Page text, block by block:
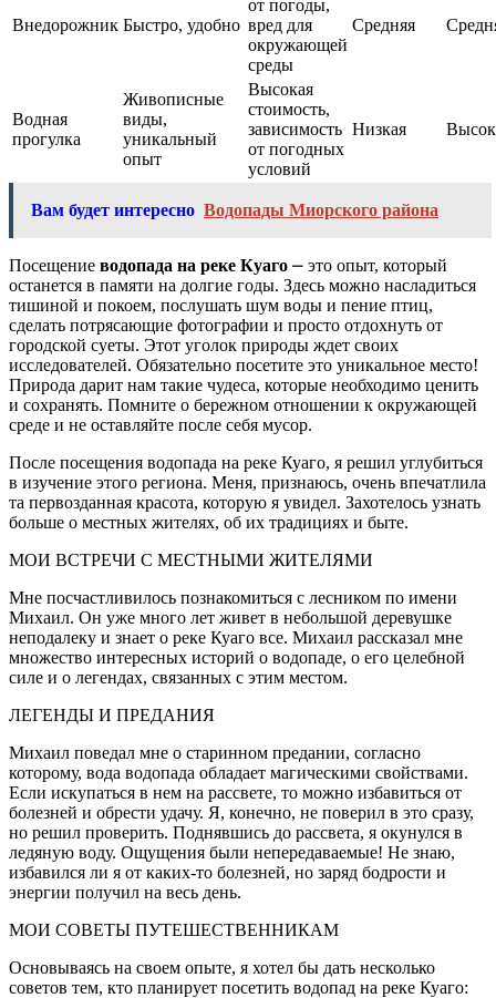
Внедорожник Быстро, удобно
от погоды,
вред для
окружающей
среды
Средняя
Водная
прогулка
Живописные
виды,
уникальный
опыт
Высокая
стоимость,
зависимость
от погодных
условий
Низкая
Вам будет интересно Водопады Миорского района
Посещение водопада на реке Куаго ⎼ это опыт, который
останется в памяти на долгие годы. Здесь можно насладиться
тишиной и покоем, послушать шум воды и пение птиц,
сделать потрясающие фотографии и просто отдохнуть от
городской суеты. Этот уголок природы ждет своих
исследователей. Обязательно посетите это уникальное место!
Природа дарит нам такие чудеса, которые необходимо ценить
и сохранять. Помните о бережном отношении к окружающей
среде и не оставляйте после себя мусор.
После посещения водопада на реке Куаго, я решил углубиться
в изучение этого региона. Меня, признаюсь, очень впечатлила
та первозданная красота, которую я увидел. Захотелось узнать
больше о местных жителях, об их традициях и быте.
МОИ ВСТРЕЧИ С МЕСТНЫМИ ЖИТЕЛЯМИ
Мне посчастливилось познакомиться с лесником по имени
Михаил. Он уже много лет живет в небольшой деревушке
неподалеку и знает о реке Куаго все. Михаил рассказал мне
множество интересных историй о водопаде, о его целебной
силе и о легендах, связанных с этим местом.
ЛЕГЕНДЫ И ПРЕДАНИЯ
Михаил поведал мне о старинном предании, согласно
которому, вода водопада обладает магическими свойствами.
Если искупаться в нем на рассвете, то можно избавиться от
болезней и обрести удачу. Я, конечно, не поверил в это сразу,
но решил проверить. Поднявшись до рассвета, я окунулся в
ледяную воду. Ощущения были непередаваемые! Не знаю,
избавился ли я от каких-то болезней, но заряд бодрости и
энергии получил на весь день.
МОИ СОВЕТЫ ПУТЕШЕСТВЕННИКАМ
Основываясь на своем опыте, я хотел бы дать несколько
советов тем, кто планирует посетить водопад на реке Куаго: